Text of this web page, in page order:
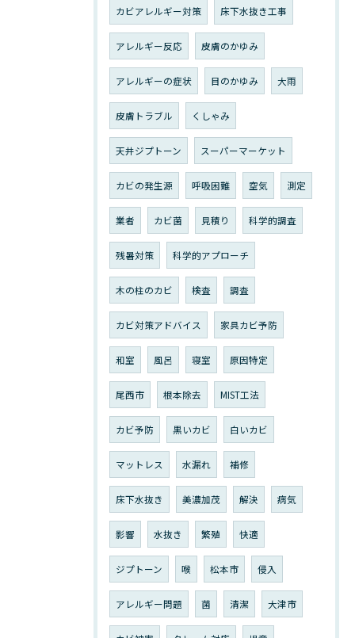
カビアレルギー対策 床下水抜き工事
アレルギー反応 皮膚のかゆみ
アレルギーの症状 目のかゆみ 大雨
皮膚トラブル くしゃみ
天井ジプトーン スーパーマーケット
カビの発生源 呼吸困難 空気 測定
業者 カビ菌 見積り 科学的調査
残暑対策 科学的アプローチ
木の柱のカビ 検査 調査
カビ対策アドバイス 家具カビ予防
和室 風呂 寝室 原因特定
尾西市 根本除去 MIST工法
カビ予防 黒いカビ 白いカビ
マットレス 水漏れ 補修
床下水抜き 美濃加茂 解決 病気
影響 水抜き 繁殖 快適
ジプトーン 喉 松本市 侵入
アレルギー問題 菌 清潔 大津市